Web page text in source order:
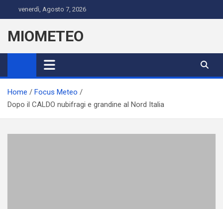
to
content
venerdì, Agosto 7, 2026
MIOMETEO
Home
Focus Meteo
Dopo il CALDO nubifragi e grandine al Nord Italia